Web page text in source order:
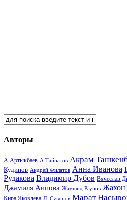
Авторы
А.Артыкбаев А.Тайпатов Акрам
Кудинов Андрей Филатов Анна Иванова
Рудакова Владимир Дубов Вячеслав
Джамиля Аипова Жамшид Раупов Жахон
Кира Яковлева Л. Сувонов Марат